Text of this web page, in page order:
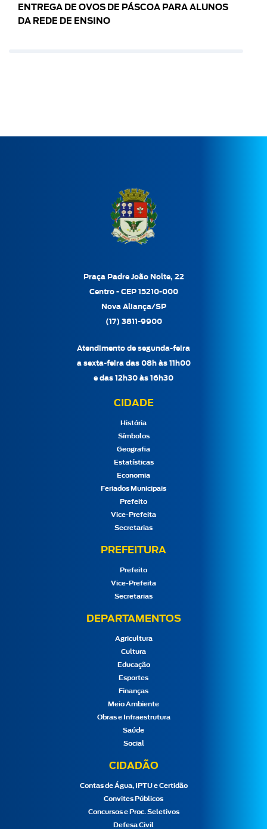
ENTREGA DE OVOS DE PÁSCOA PARA ALUNOS
DA REDE DE ENSINO
Praça Padre João Nolte, 22
Centro - CEP 15210-000
Nova Aliança/SP
(17) 3811-9900
Atendimento de segunda-feira
a sexta-feira das 08h às 11h00
e das 12h30 às 16h30
CIDADE
História
Símbolos
Geografia
Estatísticas
Economia
Feriados Municipais
Prefeito
Vice-Prefeita
Secretarias
PREFEITURA
Prefeito
Vice-Prefeita
Secretarias
DEPARTAMENTOS
Agricultura
Cultura
Educação
Esportes
Finanças
Meio Ambiente
Obras e Infraestrutura
Saúde
Social
CIDADÃO
Contas de Água, IPTU e Certidão
Convites Públicos
Concursos e Proc. Seletivos
Defesa Civil